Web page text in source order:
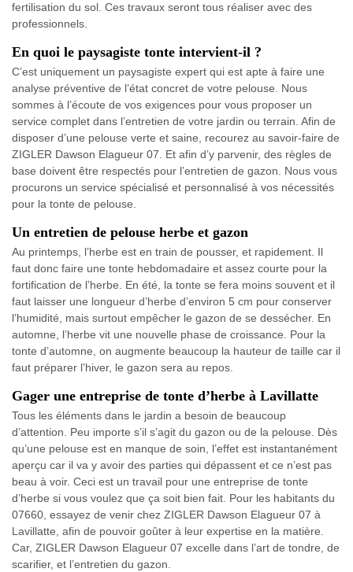
fertilisation du sol. Ces travaux seront tous réaliser avec des
professionnels.
En quoi le paysagiste tonte intervient-il ?
C’est uniquement un paysagiste expert qui est apte à faire une
analyse préventive de l’état concret de votre pelouse. Nous
sommes à l’écoute de vos exigences pour vous proposer un
service complet dans l’entretien de votre jardin ou terrain. Afin de
disposer d’une pelouse verte et saine, recourez au savoir-faire de
ZIGLER Dawson Elagueur 07. Et afin d’y parvenir, des règles de
base doivent être respectés pour l’entretien de gazon. Nous vous
procurons un service spécialisé et personnalisé à vos nécessités
pour la tonte de pelouse.
Un entretien de pelouse herbe et gazon
Au printemps, l’herbe est en train de pousser, et rapidement. Il
faut donc faire une tonte hebdomadaire et assez courte pour la
fortification de l’herbe. En été, la tonte se fera moins souvent et il
faut laisser une longueur d’herbe d’environ 5 cm pour conserver
l’humidité, mais surtout empêcher le gazon de se dessécher. En
automne, l’herbe vit une nouvelle phase de croissance. Pour la
tonte d’automne, on augmente beaucoup la hauteur de taille car il
faut préparer l’hiver, le gazon sera au repos.
Gager une entreprise de tonte d’herbe à Lavillatte
Tous les éléments dans le jardin a besoin de beaucoup
d’attention. Peu importe s’il s’agit du gazon ou de la pelouse. Dès
qu’une pelouse est en manque de soin, l’effet est instantanément
aperçu car il va y avoir des parties qui dépassent et ce n’est pas
beau à voir. Ceci est un travail pour une entreprise de tonte
d’herbe si vous voulez que ça soit bien fait. Pour les habitants du
07660, essayez de venir chez ZIGLER Dawson Elagueur 07 à
Lavillatte, afin de pouvoir goûter à leur expertise en la matière.
Car, ZIGLER Dawson Elagueur 07 excelle dans l’art de tondre, de
scarifier, et l’entretien du gazon.